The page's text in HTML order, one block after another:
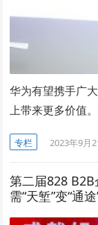
华为有望携手广
上带来更多价值。
专栏 2023年9月
第二届828
需“天堑”变“通途